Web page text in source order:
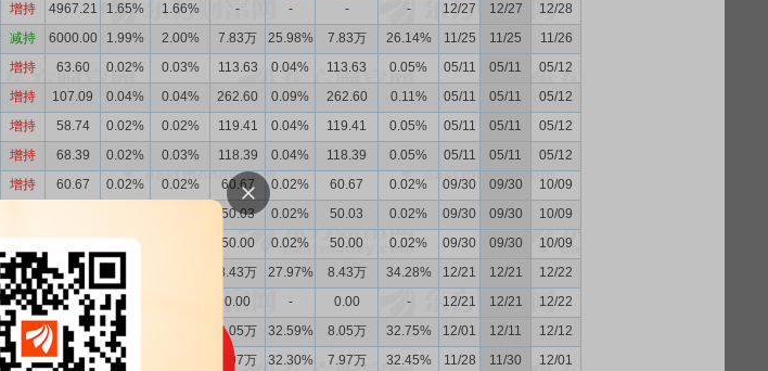
增持 4967.21 1.65% 1.66% - - - - 12/27 12/27
12/28
减持 6000.00 1.99% 2.00% 7.83万 25.98% 7.83万 26.14% 11/25 11/25
11/26
增持 63.60 0.02% 0.03% 113.63 0.04% 113.63 0.05% 05/11 05/11
05/12
增持 107.09 0.04% 0.04% 262.60 0.09% 262.60 0.11% 05/11 05/11
05/12
增持 58.74 0.02% 0.02% 119.41 0.04% 119.41 0.05% 05/11 05/11
05/12
增持 68.39 0.02% 0.03% 118.39 0.04% 118.39 0.05% 05/11 05/11
05/12
增持 60.67 0.02% 0.02% 60.67 0.02% 60.67 0.02% 09/30 09/30
10/09
50.03 0.02% 50.03 0.02% 09/30 09/30
10/09
0.02% 50.00 0.02% 50.00 0.02% 09/30 09/30
10/09
增持 3820.83 8.43万 27.97% 8.43万 34.28% 12/21 12/21
12/22
减持 3820.83 1.27% 0.00 - 0.00 - 12/21 12/21
12/22
增持 719.89 0.29% 8.05万 32.59% 8.05万 32.75% 12/01 12/11
12/12
增持 1036.56 0.42% 7.97万 32.30% 7.97万 32.45% 11/28 11/30
12/01